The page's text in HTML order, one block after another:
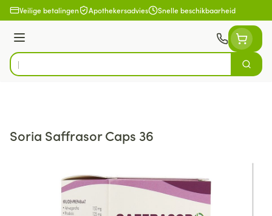
Ga naar de inhoud
Veilige betalingen Apothekersadvies Snelle beschikbaarheid
Menu
Product, merk, categorie...
Zoek
Soria Saffrasor Caps 36